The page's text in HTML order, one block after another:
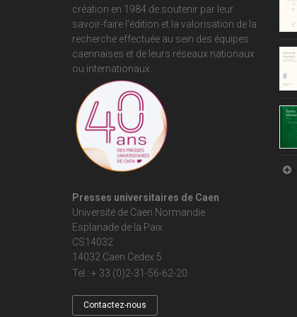
création en 1984 de soutenir par leur
savoir-faire l'édition et la valorisation de la
recherche effectuée au sein des équipes
caennaises et de leurs réseaux nationaux
ou internationaux.
Presses universitaires de Caen
Université de Caen Normandie
Esplanade de la Paix
CS14032
14032 Caen Cedex 5
Tel : + 33 (0)2-31-56-62-20
Contactez-nous